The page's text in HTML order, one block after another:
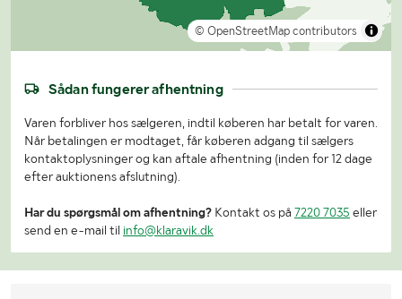
© OpenStreetMap contributors
Sådan fungerer afhentning
Varen forbliver hos sælgeren, indtil køberen har betalt for varen.
Når betalingen er modtaget, får køberen adgang til sælgers
kontaktoplysninger og kan aftale afhentning (inden for 12 dage
efter auktionens afslutning).
Har du spørgsmål om afhentning? Kontakt os på 7220 7035 eller
send en e-mail til info@klaravik.dk